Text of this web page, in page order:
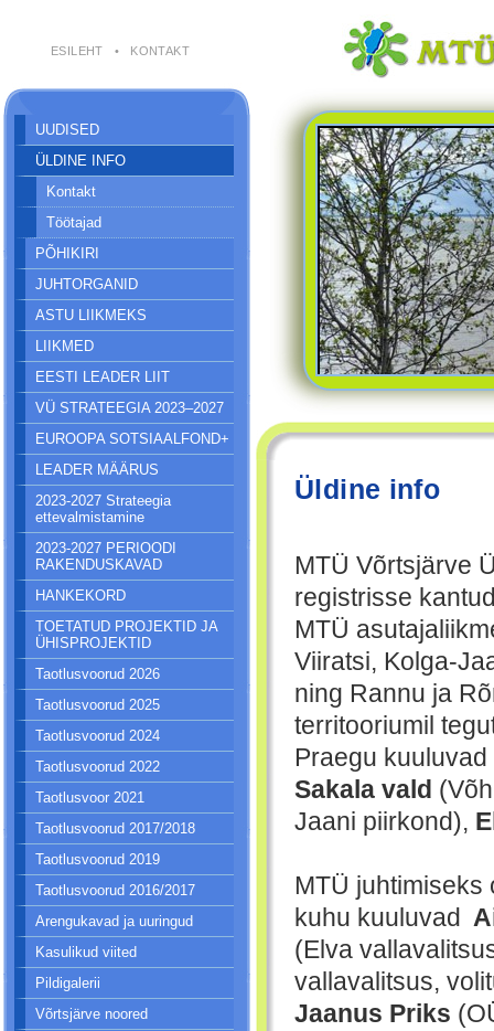
ESILEHT • KONTAKT
UUDISED
ÜLDINE INFO
Kontakt
Töötajad
PÕHIKIRI
JUHTORGANID
ASTU LIIKMEKS
LIIKMED
EESTI LEADER LIIT
VÜ STRATEEGIA 2023–2027
EUROOPA SOTSIAALFOND+
LEADER MÄÄRUS
2023-2027 Strateegia
ettevalmistamine
2023-2027 PERIOODI
RAKENDUSKAVAD
HANKEKORD
TOETATUD PROJEKTID JA
ÜHISPROJEKTID
Taotlusvoorud 2026
Taotlusvoorud 2025
Taotlusvoorud 2024
Taotlusvoorud 2022
Taotlusvoor 2021
Taotlusvoorud 2017/2018
Taotlusvoorud 2019
Taotlusvoorud 2016/2017
Arengukavad ja uuringud
Kasulikud viited
Pildigalerii
Võrtsjärve noored
Üldine info
MTÜ Võrtsjärve
registrisse
MTÜ
Viiratsi, Kolga-
ning Rannu ja
territooriumil
Praegu
Sakala vald
Jaani piirkond),
MTÜ
kuhu kuuluvad
(Elva
vallavalitsus,
Jaanus Priks